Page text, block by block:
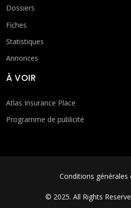
Dossiers
Fiches
Statistiques
Annonces
À VOIR
Atlas Insurance Place
Programme de publicité
FOOTER MENUConditions générales
© 2025. All Rights